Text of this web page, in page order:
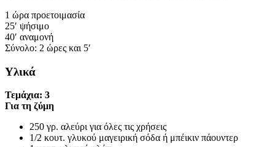
1 ώρα προετοιμασία
25′ ψήσιμο
40′ αναμονή
Σύνολο: 2 ώρες και 5′
Υλικά
Τεμάχια: 3
Για τη ζύμη
250 γρ. αλεύρι για όλες τις χρήσεις
1/2 κουτ. γλυκού μαγειρική σόδα ή μπέικιν πάουντερ